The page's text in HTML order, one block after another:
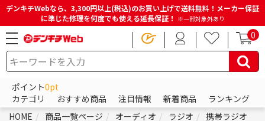
デンキチWebなら、3,300円以上(税込)のお買い上げで送料無料！メーカー保証
に準じた修理を何度でも使える延長保証！ ※一部対象外あり
0
ポイント0pt
カテゴリ
おすすめ商品 注目情報 新着商品
ランキング
HOME
商品一覧ページ オーディオ ラジオ 携帯ラジオ